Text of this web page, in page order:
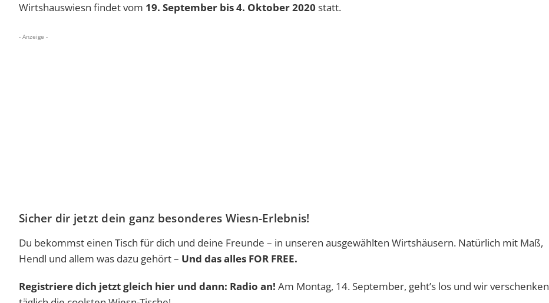
Wirtshauswiesn findet vom 19. September bis 4. Oktober 2020 statt.
- Anzeige -
Sicher dir jetzt dein ganz besonderes Wiesn-Erlebnis!
Du bekommst einen Tisch für dich und deine Freunde – in unseren ausgewählten Wirtshäusern. Natürlich mit Maß,
Hendl und allem was dazu gehört – Und das alles FOR FREE.
Registriere dich jetzt gleich hier und dann: Radio an! Am Montag, 14. September, geht’s los und wir verschenken